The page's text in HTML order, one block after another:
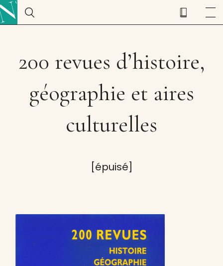
200 revues d’histoire,
géographie et aires
culturelles
[épuisé]